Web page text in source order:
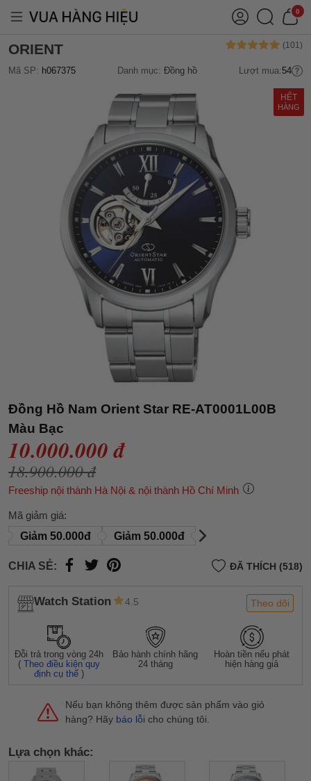
0
ORIENT
Mã SP: h067375 Danh mục: Đồng hồ Lượt mua:54
HẾT
HÀNG
Đồng Hồ Nam Orient Star RE-AT0001L00B
Màu Bạc
10.000.000 đ
18.900.000 đ
Freeship nội thành Hà Nội & nội thành Hồ Chí Minh
Mã giảm giá:
Giảm 50.000đ
Giảm 50.000đ
CHIA SẺ: ĐÃ THÍCH (518)
Watch Station 4.5 Theo dõi
Đỗi trả trong vòng 24h
(Theo điều kiện quy
định cụ thể )
Bảo hành chính hãng
24 tháng
Hoàn tiền nếu phát
hiện hàng giả
Nếu bạn không thêm được sản phẩm vào giỏ
hàng? Hãy báo lỗi cho chúng tôi.
Lựa chọn khác: